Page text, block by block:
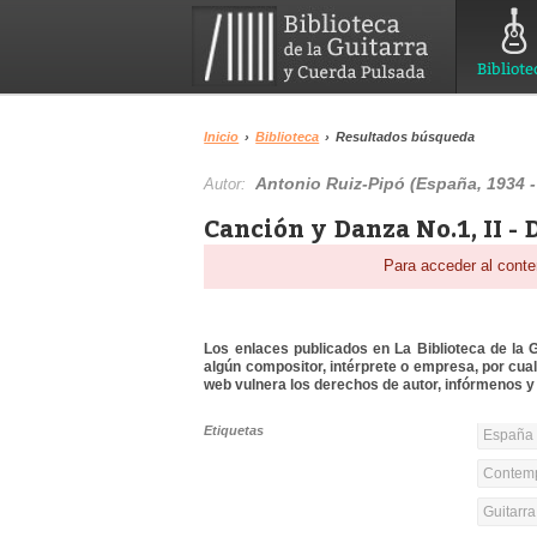
Inicio › Biblioteca › Resultados búsqueda
Autor:Antonio Ruiz-Pipó (España, 1934
Canción y Danza No.1, II
Para acceder al
Los enlaces publicados en La Biblioteca de la
algún compositor, intérprete o empresa, por
web vulnera los derechos de autor, infórmenos
Etiquetas España